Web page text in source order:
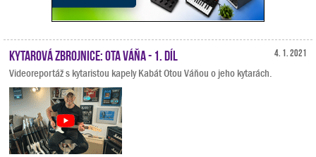
4. 1. 2021
Kytarová zbrojnice: Ota Váňa - 1. díl
Videoreportáž s kytaristou kapely Kabát Otou Váňou o jeho kytarách.